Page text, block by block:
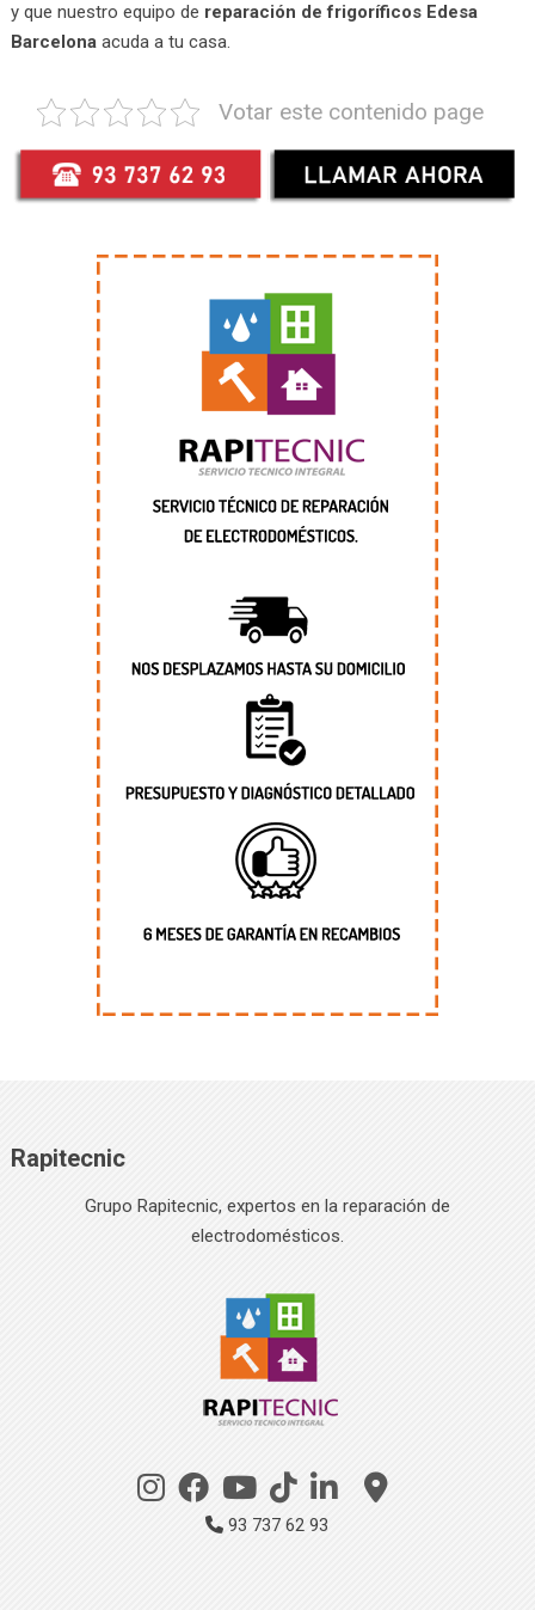
y que nuestro equipo de reparación de frigoríficos Edesa
Barcelonaacuda a tu casa.
Votar este contenido page
Rapitecnic
Grupo Rapitecnic, expertos en la reparación de
electrodomésticos.
93 737 62 93